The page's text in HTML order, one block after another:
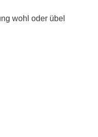
wohl oder übel